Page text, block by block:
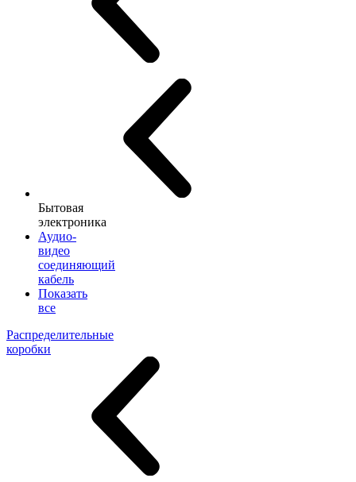
Бытовая
электроника
Аудио-
видео
соединяющий
кабель
Показать
все
Распределительные
коробки